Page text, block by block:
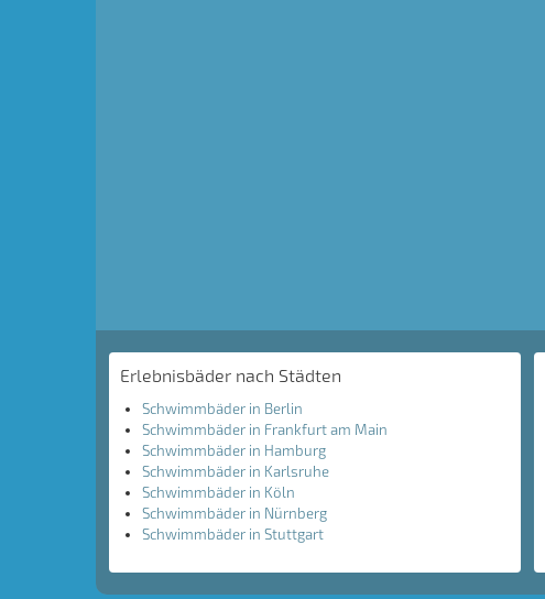
Erlebnisbäder nach Städten
Schwimmbäder in Berlin
Schwimmbäder in Frankfurt am Main
Schwimmbäder in Hamburg
Schwimmbäder in Karlsruhe
Schwimmbäder in Köln
Schwimmbäder in Nürnberg
Schwimmbäder in Stuttgart